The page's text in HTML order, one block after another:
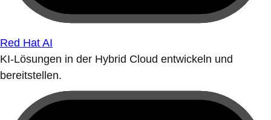
Red Hat AI
KI-Lösungen in der Hybrid Cloud entwickeln und
bereitstellen.